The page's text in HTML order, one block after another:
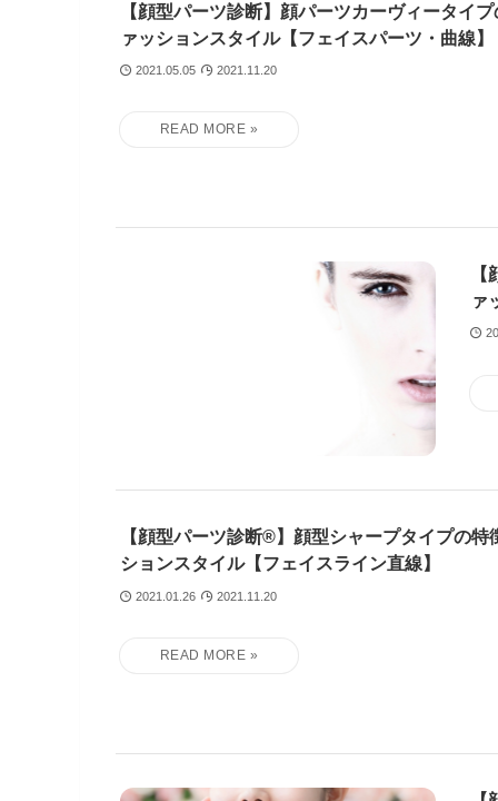
【顔型パーツ診断】顔パーツカーヴィータイ
ァッションスタイル【フェイスパーツ・曲線】
2021.05.05 2021.11.20
ァ
【顔型パーツ診断®】顔型シャープタイプの特
ションスタイル【フェイスライン直線】
2021.01.26 2021.11.20